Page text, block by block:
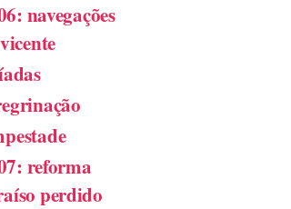
navegações
reforma
perdido